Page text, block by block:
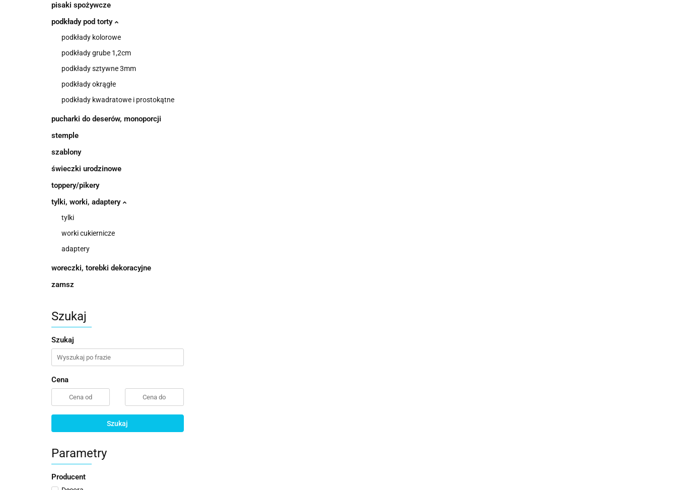
pisaki spożywcze
podkłady pod torty
podkłady kolorowe
podkłady grube 1,2cm
podkłady sztywne 3mm
podkłady okrągłe
podkłady kwadratowe i prostokątne
pucharki do deserów, monoporcji
stemple
szablony
świeczki urodzinowe
toppery/pikery
tylki, worki, adaptery
tylki
worki cukiernicze
adaptery
woreczki, torebki dekoracyjne
zamsz
Szukaj
Szukaj
Cena
Szukaj
Parametry
Producent